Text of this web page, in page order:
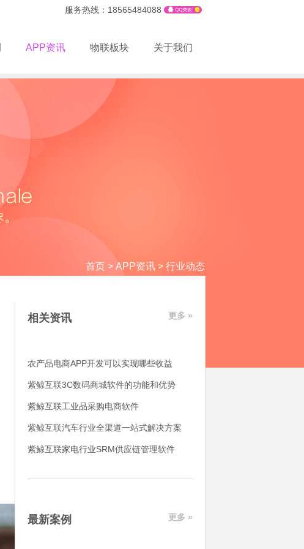
服务热线：18565484088
APP资讯 物联板块 关于我们
首页 > APP资讯 > 行业动态
相关资讯 更多 »
农产品电商APP开发可以实现哪些收益
紫鲸互联3C数码商城软件的功能和优势
紫鲸互联工业品采购电商软件
紫鲸互联汽车行业全渠道一站式解决方案
紫鲸互联家电行业SRM供应链管理软件
最新案例 更多 »